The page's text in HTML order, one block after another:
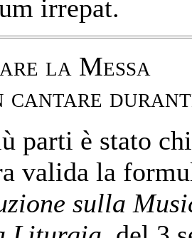
irrepat.
la Messa
cantare
parti è stato
valida la
sulla